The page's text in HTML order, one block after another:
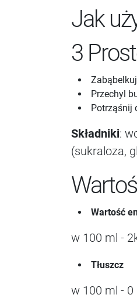
Jak
3
Przechyl
Potrząśnij
Składniki:
(sukraloza,
Wartość
w 100 ml -
Tłuszcz
w 100 ml - 0